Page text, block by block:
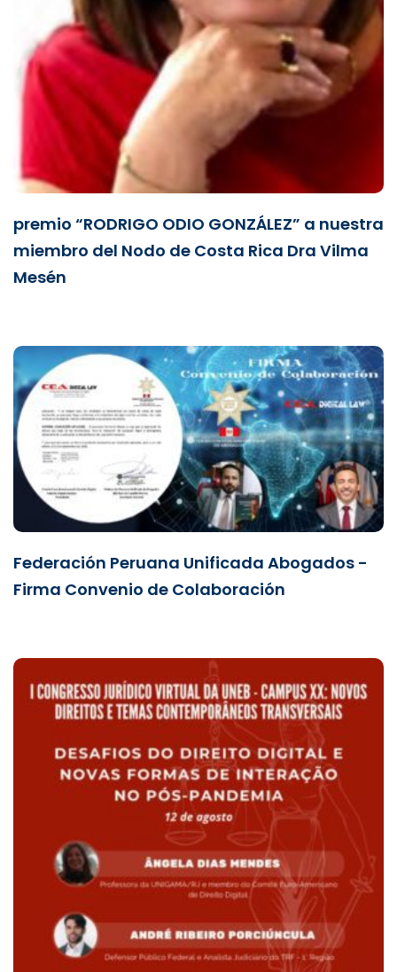
premio “RODRIGO ODIO GONZÁLEZ” a nuestra
miembro del Nodo de Costa Rica Dra Vilma
Mesén
Federación Peruana Unificada Abogados -
Firma Convenio de Colaboración